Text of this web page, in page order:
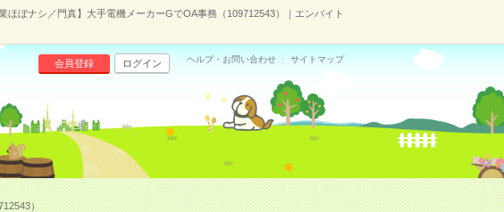
ほぼナシ／門真】大手電機メーカーGでOA事務（109712543）｜エンバイト
会員登録 ログイン ヘルプ・お問い合わせ サイトマップ
）